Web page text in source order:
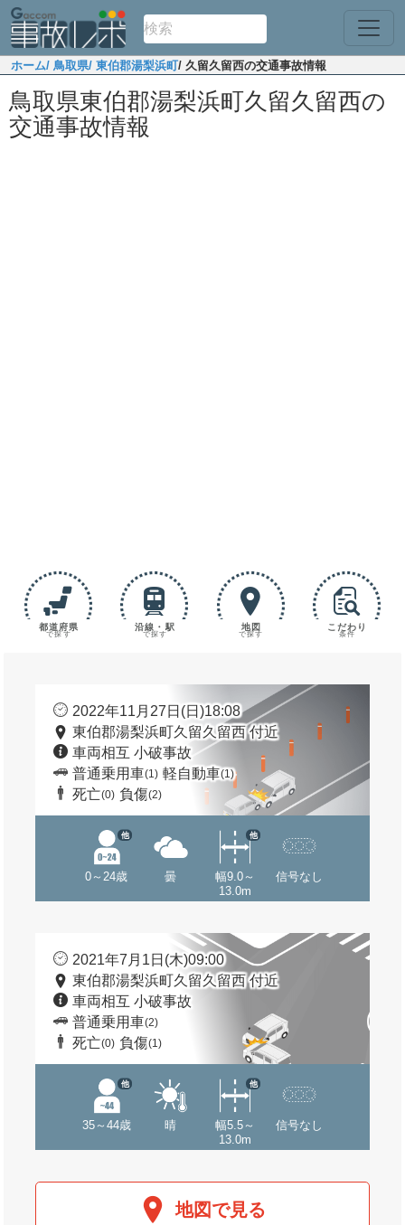
ホーム/ 鳥取県/ 東伯郡湯梨浜町/ 久留久留西の交通事故情報
鳥取県東伯郡湯梨浜町久留久留西の
交通事故情報
都道府県
で探す
沿線・駅
で探す
地図
で探す
こだわり
条件
2022年11月27日(日)18:08
東伯郡湯梨浜町久留久留西 付近
車両相互 小破事故
普通乗用車(1) 軽自動車(1)
死亡(0) 負傷(2)
0～24歳
他
曇
幅9.0～
13.0m
他
信号なし
2021年7月1日(木)09:00
東伯郡湯梨浜町久留久留西 付近
車両相互 小破事故
普通乗用車(2)
死亡(0) 負傷(1)
35～44歳
他
晴
幅5.5～
13.0m
他
信号なし
地図で見る